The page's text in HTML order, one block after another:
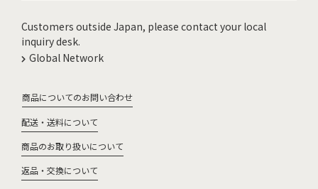
Customers outside Japan, please contact your local
inquiry desk.
Global Network
商品についてのお問い合わせ
配送・送料について
商品のお取り扱いについて
返品・交換について